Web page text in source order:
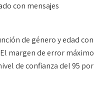
con mensajes
de género y edad con
margen de error máximo
de confianza del 95 por